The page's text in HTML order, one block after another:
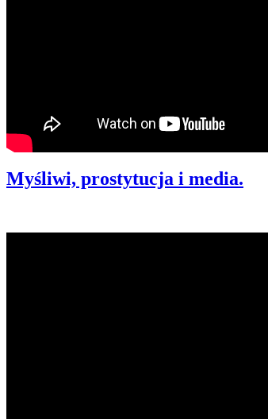
Myśliwi, prostytucja i media.